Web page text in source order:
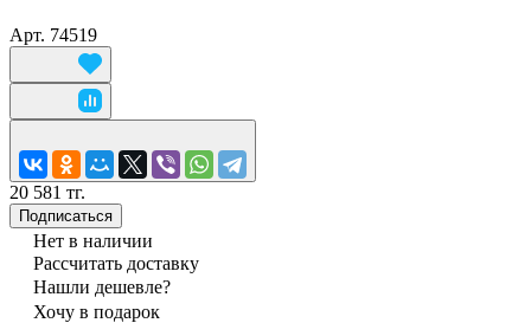
Арт. 74519
20 581 тг.
Подписаться
Нет в наличии
Рассчитать доставку
Нашли дешевле?
Хочу в подарок